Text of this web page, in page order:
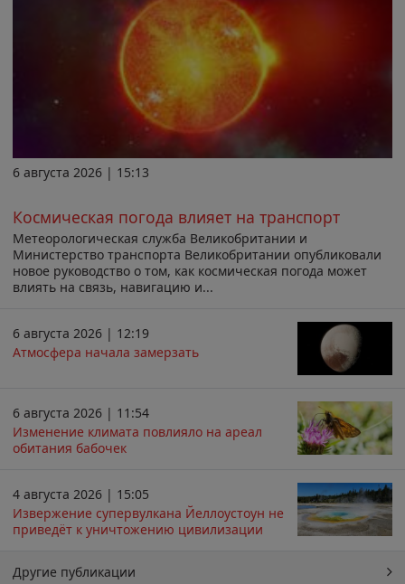
6 августа 2026 | 15:13
Космическая погода влияет на транспорт
Метеорологическая служба Великобритании и
Министерство транспорта Великобритании опубликовали
новое руководство о том, как космическая погода может
влиять на связь, навигацию и...
6 августа 2026 | 12:19
Атмосфера начала замерзать
6 августа 2026 | 11:54
Изменение климата повлияло на ареал
обитания бабочек
4 августа 2026 | 15:05
Извержение супервулкана Йеллоустоун не
приведёт к уничтожению цивилизации
Другие публикации